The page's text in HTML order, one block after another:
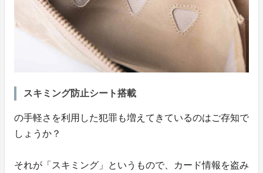
スキミング防止シート搭載
の手軽さを利用した犯罪も増えてきているのはご存知で
しょうか？
それが「スキミング」というもので、カード情報を盗み